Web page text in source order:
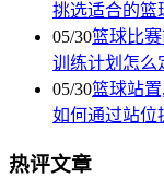
挑选适合的篮
05/30篮球比
训练计划怎么
05/30篮球站
如何通过站位
热评文章